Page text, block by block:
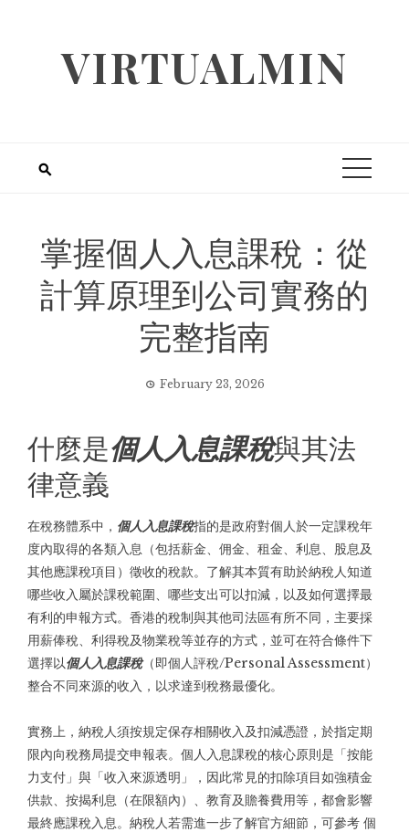
VIRTUALMIN
掌握個人入息課稅：從
計算原理到公司實務的
完整指南
February 23, 2026
什麼是個人入息課稅與其法
律意義
在稅務體系中， 個人入息課稅指的是政府對個人於一定課稅年
度內取得的各類入息（包括薪金、佣金、租金、利息、股息及
其他應課稅項目）徵收的稅款。了解其本質有助於納稅人知道
哪些收入屬於課稅範圍、哪些支出可以扣減，以及如何選擇最
有利的申報方式。香港的稅制與其他司法區有所不同，主要採
用薪俸稅、利得稅及物業稅等並存的方式，並可在符合條件下
選擇以個人入息課稅（即個人評稅/Personal Assessment）
整合不同來源的收入，以求達到稅務最優化。
實務上，納稅人須按規定保存相關收入及扣減憑證，於指定期
限內向稅務局提交申報表。個人入息課稅的核心原則是「按能
力支付」與「收入來源透明」，因此常見的扣除項目如強積金
供款、按揭利息（在限額內）、教育及贍養費用等，都會影響
最終應課稅入息。納稅人若需進一步了解官方細節，可參考 個